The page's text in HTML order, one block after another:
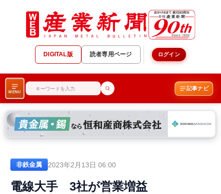
DIGITAL版 読者専用ページ ログイン
MENU
記事ナビ
非鉄金属 2023年2月13日 06:00
電線大手 3社が営業増益